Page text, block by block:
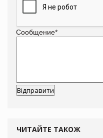
Сообщение*
ЧИТАЙТЕ ТАКОЖ